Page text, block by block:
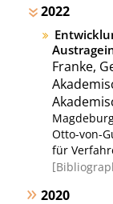
2022
Franke,
Otto-von-
für
Ressource
2020